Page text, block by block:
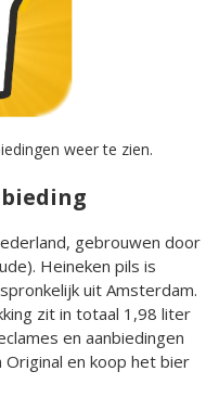
weer te zien.
gebrouwen door
Heineken pils is
uit Amsterdam.
zit in totaal 1,98 liter
en aanbiedingen
Original en koop het bier